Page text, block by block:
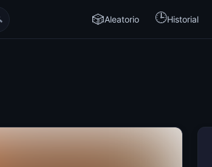
🎲Aleatorio 🕒Historial